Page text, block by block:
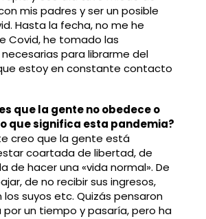
mis padres y ser un posible
Hasta la fecha, no me he
Covid, he tomado las
para librarme del
estoy en constante contacto
que la gente no obedece o
que significa esta pandemia?
creo que la gente está
coartada de libertad, de
de hacer una «vida normal». De
de no recibir sus ingresos,
suyos etc. Quizás pensaron
por un tiempo y pasaría, pero ha